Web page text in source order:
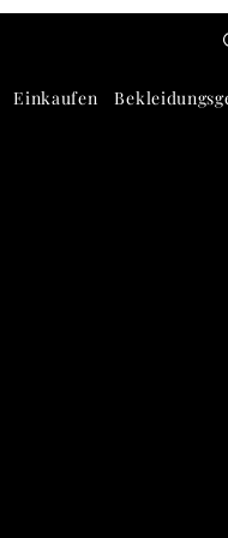
Einkaufen